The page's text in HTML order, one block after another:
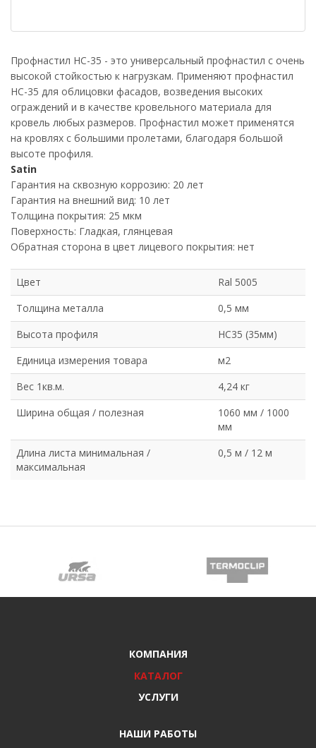
Ral 9006 Golden Dub
Cherry Wood
Профнастил НС-35 - это универсальный профнастил с очень
высокой стойкостью к нагрузкам. Применяют профнастил
НС-35 для облицовки фасадов, возведения высоких
ограждений и в качестве кровельного материала для
кровель любых размеров. Профнастил может применятся
на кровлях с большими пролетами, благодаря большой
высоте профиля.
Satin
Гарантия на сквозную коррозию: 20 лет
Гарантия на внешний вид: 10 лет
Толщина покрытия: 25 мкм
Поверхность: Гладкая, глянцевая
Обратная сторона в цвет лицевого покрытия: нет
Цвет
Ral 5005
Толщина металла
0,5 мм
Высота профиля
НС35 (35мм)
Единица измерения товара
м2
Вес 1кв.м.
4,24 кг
Ширина общая / полезная
1060 мм / 1000
мм
Длина листа минимальная /
максимальная
0,5 м / 12 м
КОМПАНИЯ
КАТАЛОГ
УСЛУГИ
НАШИ РАБОТЫ